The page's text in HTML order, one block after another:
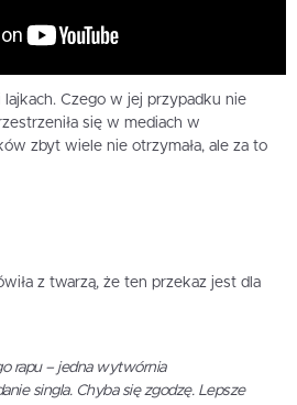
lajkach. Czego w jej przypadku nie
się w mediach w
zbyt wiele nie otrzymała, ale za to
z twarzą, że ten przekaz jest dla
rapu – jedna wytwórnia
singla. Chyba się zgodzę. Lepsze